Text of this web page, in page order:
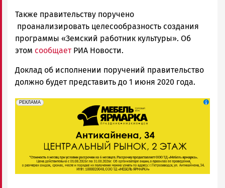
Также правительству поручено
проанализировать целесообразность создания
программы «Земский работник культуры». Об
этом сообщаетРИА Новости.
Доклад об исполнении поручений правительство
должно будет представить до 1 июня 2020 года.
erid: 2SDnjeFymr3
РЕКЛАМА
Реклама